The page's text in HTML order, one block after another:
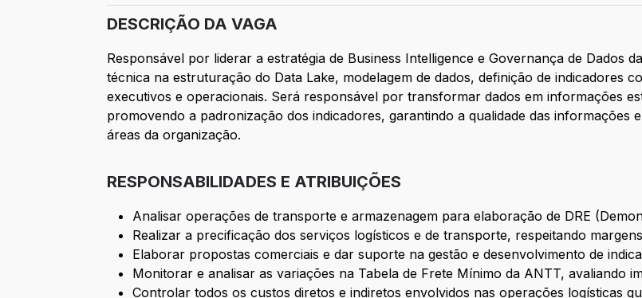
DESCRIÇÃO DA VAGA
Responsável por liderar a estratégia de Business Intelligence e Governança de Dados
técnica na estruturação do Data Lake, modelagem de dados, definição de indicadores
executivos e operacionais. Será responsável por transformar dados em informações
promovendo a padronização dos indicadores, garantindo a qualidade das informações
áreas da organização.
RESPONSABILIDADES E ATRIBUIÇÕES
Analisar operações de transporte e armazenagem para elaboração de DRE
Realizar a precificação dos serviços logísticos e de transporte, respeitando
Elaborar propostas comerciais e dar suporte na gestão e desenvolvimento de
Monitorar e analisar as variações na Tabela de Frete Mínimo da ANTT, avaliando
Controlar todos os custos diretos e indiretos envolvidos nas operações logísticas